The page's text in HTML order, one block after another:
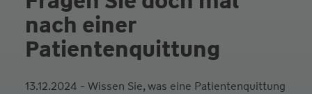
nach einer
Patientenquittung
13.12.2024 - Wissen Sie, was eine Patientenquittung